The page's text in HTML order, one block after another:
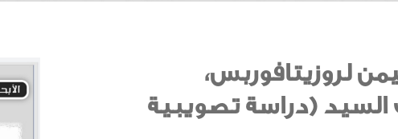
لروزيتافوربس،
السيد (دراسة تصويبية